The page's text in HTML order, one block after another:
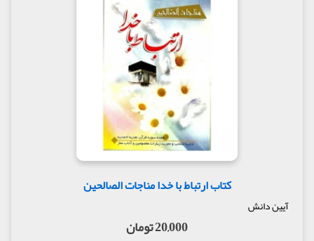
کتاب ارتباط با خدا مناجات الصالحین
آیین دانش
20,000 تومان